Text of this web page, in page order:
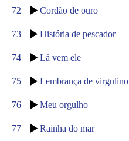
72 Cordão de ouro
73 História de pescador
74 Lá vem ele
75 Lembrança de virgulino
76 Meu orgulho
77 Rainha do mar